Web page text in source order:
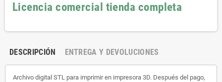
Licencia comercial tienda completa
DESCRIPCIÓN ENTREGA Y DEVOLUCIONES
Archivo digital STL para imprimir en impresora 3D. Después del pago,